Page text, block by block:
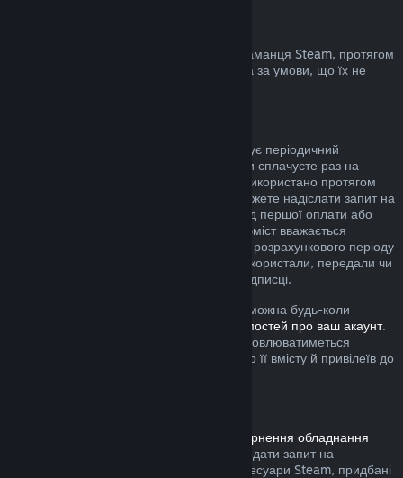
Ви можете повернути кошти, додані до гаманця Steam, протягом
чотирнадцяти днів з моменту переказу та за умови, що їх не
До деяких сервісів і вмісту Steam пропонує періодичний
(помісячний, порічний) доступ, за який ви сплачуєте раз на
період. Якщо поновлювану підписку не використано протягом
поточного розрахункового періоду, ви можете надіслати запит на
повернення коштів упродовж 48 годин від першої оплати або
будь-якого автоматичного поновлення. Вміст вважається
використаним, якщо протягом поточного розрахункового періоду
ви грали в будь-які ігри з підписки або використали, передали чи
змінили будь-які привілеї або знижки у підписці.
Зауважте, що будь-яку активну підписку можна будь-коли
сторінку відомостей про ваш акаунт.
Після скасування підписка більше не поновлюватиметься
автоматично, але ви збережете доступ до її вмісту й привілеїв до
Умовах повернення обладнання
процедури та часових меж, ви можете подати запит на
повернення коштів за обладнання та аксесуари Steam, придбані